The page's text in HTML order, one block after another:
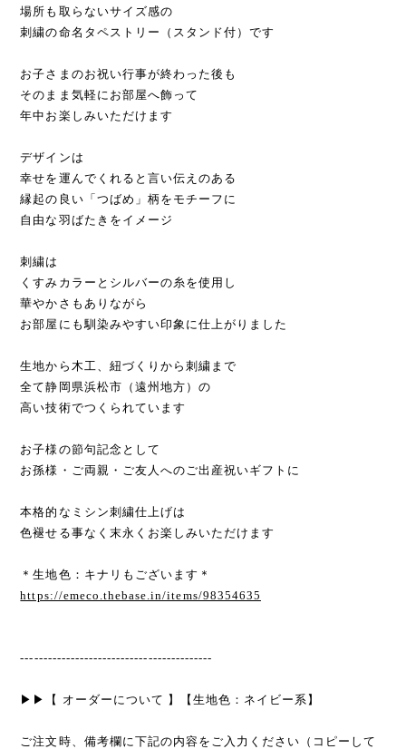
場所も取らないサイズ感の
刺繍の命名タペストリー（スタンド付）です
お子さまのお祝い行事が終わった後も
そのまま気軽にお部屋へ飾って
年中お楽しみいただけます
デザインは
幸せを運んでくれると言い伝えのある
縁起の良い「つばめ」柄をモチーフに
自由な羽ばたきをイメージ
刺繍は
くすみカラーとシルバーの糸を使用し
華やかさもありながら
お部屋にも馴染みやすい印象に仕上がりました
生地から木工、紐づくりから刺繍まで
全て静岡県浜松市（遠州地方）の
高い技術でつくられています
お子様の節句記念として
お孫様・ご両親・ご友人へのご出産祝いギフトに
本格的なミシン刺繍仕上げは
色褪せる事なく末永くお楽しみいただけます
＊生地色：キナリもございます＊
https://emeco.thebase.in/items/98354635
------------------------------------------
▶▶【 オーダーについて 】【生地色：ネイビー系】
ご注文時、備考欄に下記の内容をご入力ください（コピーして